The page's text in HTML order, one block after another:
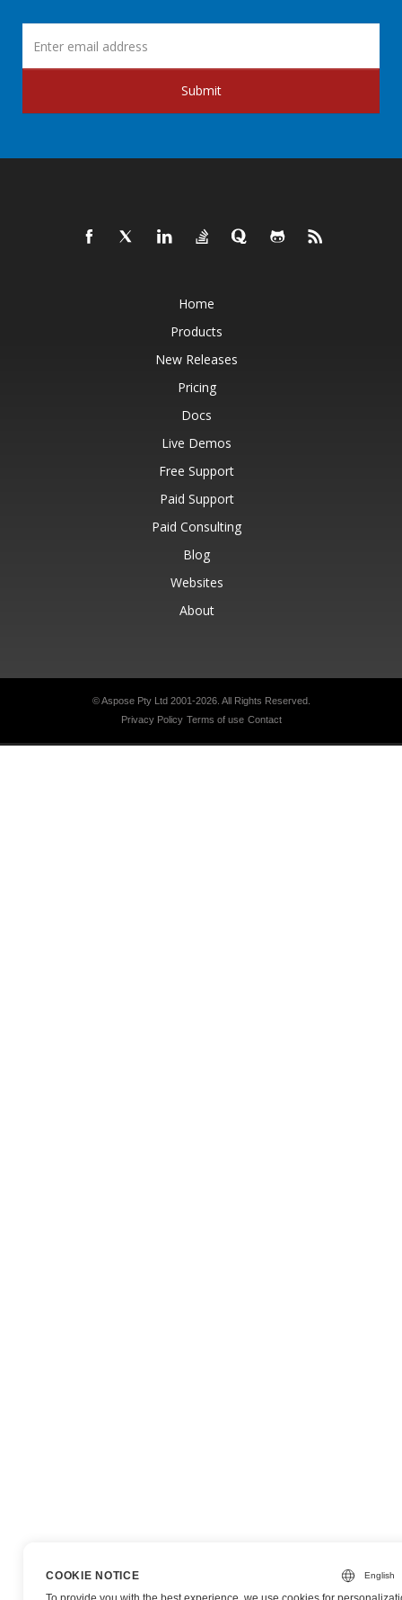
Submit
Home
Products
New Releases
Pricing
Docs
Live Demos
Free Support
Paid Support
Paid Consulting
Blog
Websites
About
© Aspose Pty Ltd 2001-2026. All Rights Reserved.
Privacy Policy Terms of use Contact
COOKIE NOTICE